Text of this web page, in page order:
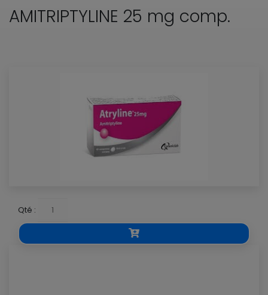
AMITRIPTYLINE 25 mg comp.
Qté :